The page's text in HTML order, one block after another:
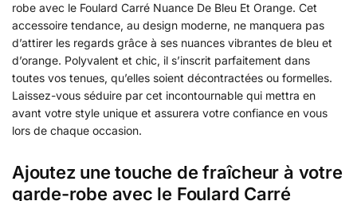
robe avec le Foulard Carré Nuance De Bleu Et Orange. Cet
accessoire tendance, au design moderne, ne manquera pas
d’attirer les regards grâce à ses nuances vibrantes de bleu et
d’orange. Polyvalent et chic, il s’inscrit parfaitement dans
toutes vos tenues, qu’elles soient décontractées ou formelles.
Laissez-vous séduire par cet incontournable qui mettra en
avant votre style unique et assurera votre confiance en vous
lors de chaque occasion.
Ajoutez une touche de fraîcheur à votre
garde-robe avec le Foulard Carré